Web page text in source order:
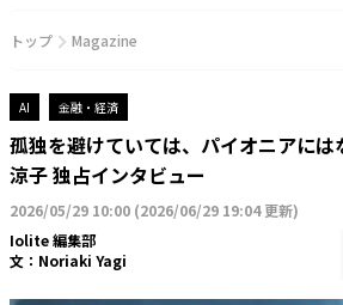
トップ Magazine
AI 金融・経済
孤独を避けていては、パイオニアに
涼子 独占インタビュー
2026/05/29 10:00 (2026/06/29 19:04 更新)
Iolite 編集部
文： Noriaki Yagi